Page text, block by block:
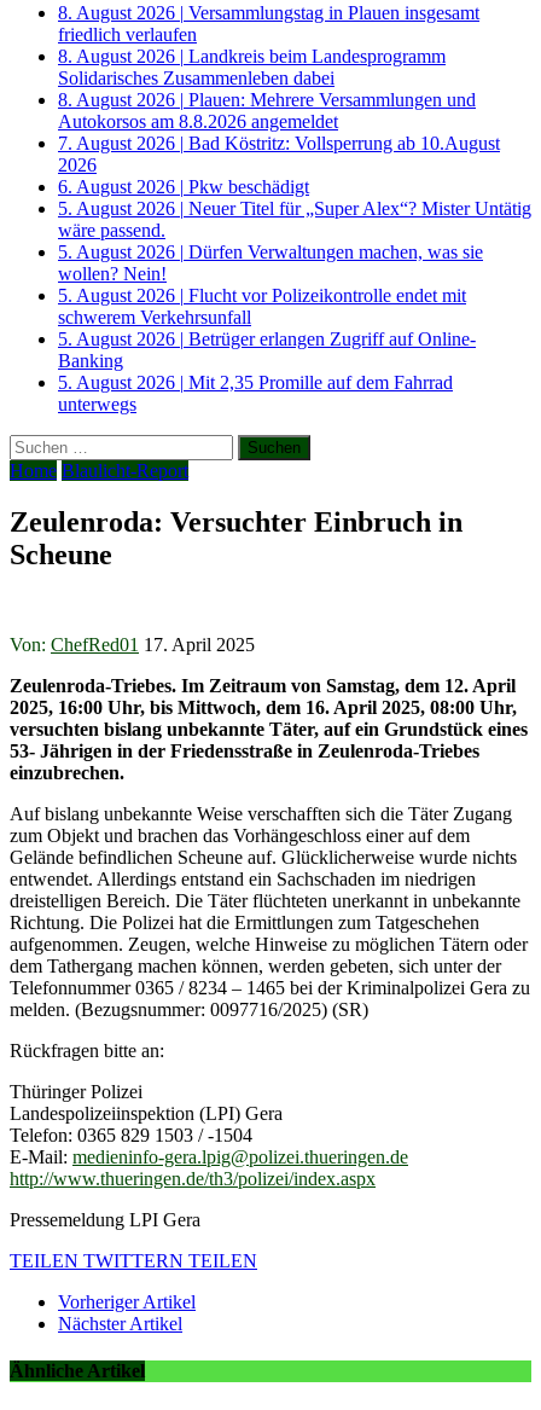
8. August 2026 | Versammlungstag in Plauen insgesamt
friedlich verlaufen
8. August 2026 | Landkreis beim Landesprogramm
Solidarisches Zusammenleben dabei
8. August 2026 | Plauen: Mehrere Versammlungen und
Autokorsos am 8.8.2026 angemeldet
7. August 2026 | Bad Köstritz: Vollsperrung ab 10.August
2026
6. August 2026 | Pkw beschädigt
5. August 2026 | Neuer Titel für „Super Alex“? Mister Untätig
wäre passend.
5. August 2026 | Dürfen Verwaltungen machen, was sie
wollen? Nein!
5. August 2026 | Flucht vor Polizeikontrolle endet mit
schwerem Verkehrsunfall
5. August 2026 | Betrüger erlangen Zugriff auf Online-
Banking
5. August 2026 | Mit 2,35 Promille auf dem Fahrrad
unterwegs
Suchen
nach:
Home Blaulicht-Report
Zeulenroda: Versuchter Einbruch in
Scheune
Von: ChefRed01 17. April 2025
Zeulenroda-Triebes. Im Zeitraum von Samstag, dem 12. April
2025, 16:00 Uhr, bis Mittwoch, dem 16. April 2025, 08:00 Uhr,
versuchten bislang unbekannte Täter, auf ein Grundstück eines
53- Jährigen in der Friedensstraße in Zeulenroda-Triebes
einzubrechen.
Auf bislang unbekannte Weise verschafften sich die Täter Zugang
zum Objekt und brachen das Vorhängeschloss einer auf dem
Gelände befindlichen Scheune auf. Glücklicherweise wurde nichts
entwendet. Allerdings entstand ein Sachschaden im niedrigen
dreistelligen Bereich. Die Täter flüchteten unerkannt in unbekannte
Richtung. Die Polizei hat die Ermittlungen zum Tatgeschehen
aufgenommen. Zeugen, welche Hinweise zu möglichen Tätern oder
dem Tathergang machen können, werden gebeten, sich unter der
Telefonnummer 0365 / 8234 – 1465 bei der Kriminalpolizei Gera zu
melden. (Bezugsnummer: 0097716/2025) (SR)
Rückfragen bitte an:
Thüringer Polizei
Landespolizeiinspektion (LPI) Gera
Telefon: 0365 829 1503 / -1504
E-Mail: medieninfo-gera.lpig@polizei.thueringen.de
http://www.thueringen.de/th3/polizei/index.aspx
Pressemeldung LPI Gera
TEILEN TWITTERN TEILEN
Vorheriger Artikel
Nächster Artikel
Ähnliche Artikel